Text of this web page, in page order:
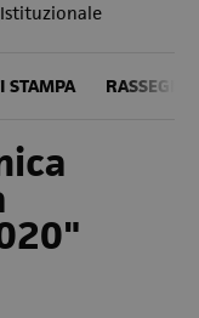
STAMPA